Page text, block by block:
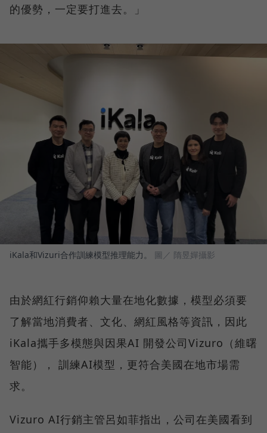
的優勢，一定要打進去。」
iKala和Vizuri合作訓練模型推理能力。 圖／ 隋昱嬋攝影
由於網紅行銷仰賴大量在地化數據，模型必須要
了解當地消費者、文化、網紅風格等資訊，因此
iKala攜手多模態與因果AI 開發公司Vizuro（維曙
智能）， 訓練AI模型，更符合美國在地市場需
求。
Vizuro AI行銷主管呂如菲指出，公司在美國看到